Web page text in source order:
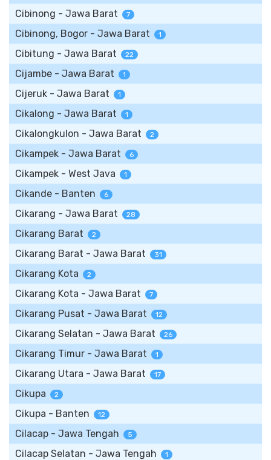
Cibinong - Jawa Barat 7
Cibinong, Bogor - Jawa Barat 1
Cibitung - Jawa Barat 22
Cijambe - Jawa Barat 1
Cijeruk - Jawa Barat 1
Cikalong - Jawa Barat 1
Cikalongkulon - Jawa Barat 2
Cikampek - Jawa Barat 6
Cikampek - West Java 1
Cikande - Banten 6
Cikarang - Jawa Barat 28
Cikarang Barat 2
Cikarang Barat - Jawa Barat 31
Cikarang Kota 2
Cikarang Kota - Jawa Barat 7
Cikarang Pusat - Jawa Barat 12
Cikarang Selatan - Jawa Barat 26
Cikarang Timur - Jawa Barat 1
Cikarang Utara - Jawa Barat 17
Cikupa 2
Cikupa - Banten 12
Cilacap - Jawa Tengah 5
Cilacap Selatan - Jawa Tengah 1